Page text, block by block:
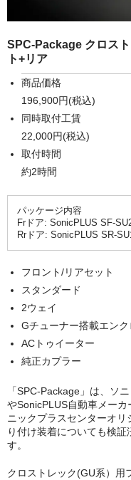
SPC-Package クロス
ト+リア
商品価格
196,900円(税込)
同時取付工賃
22,000円(税込)
取付時間
約2時間
パッケージ内容
Frドア: SonicPLUS SF-
Rrドア: SonicPLUS SR-
フロント/リアセット
スタンダード
2ウェイ
Gチューナー搭載エン
ACトゥイーター
純正カプラー
「SPC-Package」は、ソ
やSonicPLUS自動車メー
ニックプラスセンターオ
り付け装着についても検
す。
クロストレック(GU系）用